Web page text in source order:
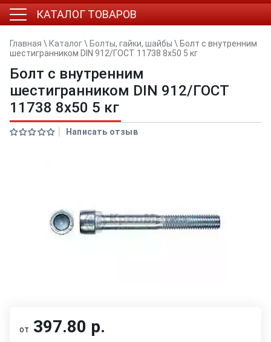
КАТАЛОГ ТОВАРОВ
Главная \ Каталог\ Болты, гайки, шайбы \ Болт с внутренним
шестигранником DIN 912/ГОСТ 11738 8х50 5 кг
Болт с внутренним
шестигранником DIN 912/ГОСТ
11738 8х50 5 кг
Написать отзыв
от 397.80 р.